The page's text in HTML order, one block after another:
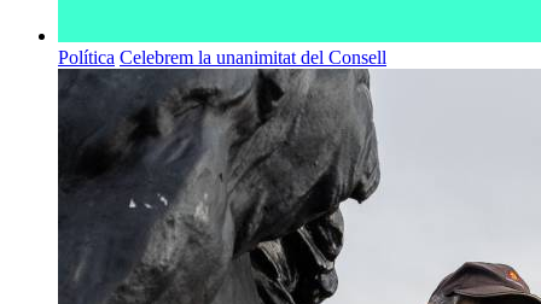
Política Celebrem la unanimitat del Consell